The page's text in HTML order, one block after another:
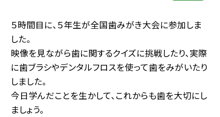
５時間目に、５年生が全国歯みがき大会に参加しま
した。
映像を見ながら歯に関するクイズに挑戦したり、実際
に歯ブラシやデンタルフロスを使って歯をみがいたり
しました。
今日学んだことを生かして、これからも歯を大切にし
ましょう。